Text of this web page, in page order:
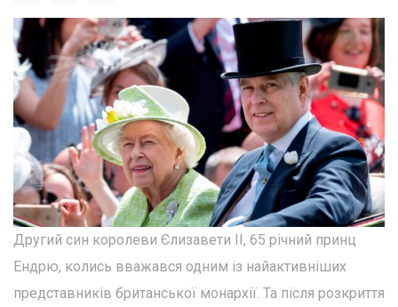
Другий син королеви Єлизавети II, 65 річний принц
Ендрю, колись вважався одним із найактивніших
представників британської монархії. Та після розкриття